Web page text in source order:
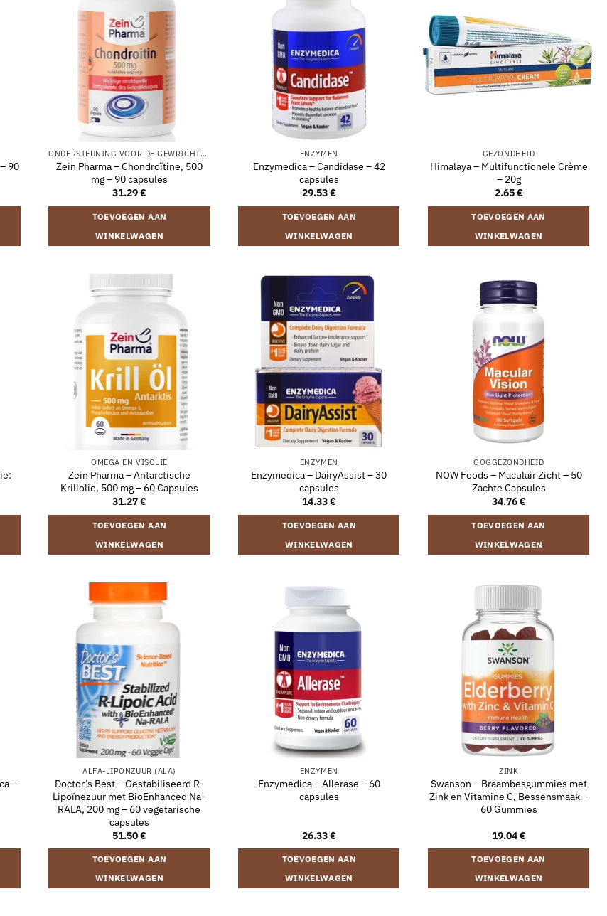
90
ONDERSTEUNING VOOR DE GEWRICHTEN
Zein Pharma – Chondroïtine, 500
mg – 90 capsules
31.29€
TOEVOEGEN AAN
WINKELWAGEN
ENZYMEN
Enzymedica – Candidase – 42
capsules
29.53€
TOEVOEGEN AAN
WINKELWAGEN
GEZONDHEID
Himalaya – Multifunctionele Crème
– 20g
2.65€
TOEVOEGEN AAN
WINKELWAGEN
OMEGA EN VISOLIE
Zein Pharma – Antarctische
Krillolie, 500 mg – 60 Capsules
31.27€
TOEVOEGEN AAN
WINKELWAGEN
ENZYMEN
Enzymedica – DairyAssist – 30
capsules
14.33€
TOEVOEGEN AAN
WINKELWAGEN
OOGGEZONDHEID
NOW Foods – Maculair Zicht – 50
Zachte Capsules
34.76€
TOEVOEGEN AAN
WINKELWAGEN
–
ALFA-LIPONZUUR (ALA)
Doctor’s Best – Gestabiliseerd R-
Lipoïnezuur met BioEnhanced Na-
RALA, 200 mg – 60 vegetarische
capsules
51.50€
TOEVOEGEN AAN
WINKELWAGEN
ENZYMEN
Enzymedica – Allerase – 60
capsules
26.33€
TOEVOEGEN AAN
WINKELWAGEN
ZINK
Swanson – Braambesgummies met
Zink en Vitamine C, Bessensmaak –
60 Gummies
19.04€
TOEVOEGEN AAN
WINKELWAGEN